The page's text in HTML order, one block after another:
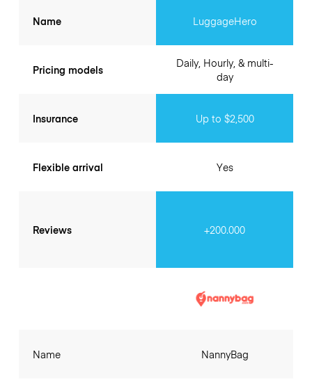
Name
Pricing models
Insurance
Flexible arrival
Reviews
LuggageHero
Daily, Hourly, & multi-
day
Up to $2,500
Yes
+200.000
Name NannyBag